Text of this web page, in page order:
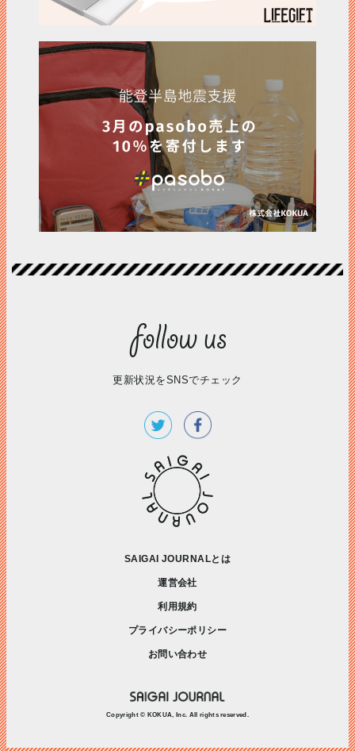
更新状況をSNSでチェック
Copyright © KOKUA, Inc. All rights reserved.
SAIGAI JOURNALとは
運営会社
利用規約
プライバシーポリシー
お問い合わせ